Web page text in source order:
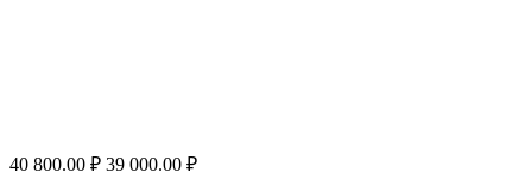
40 800.00 ₽ 39 000.00 ₽